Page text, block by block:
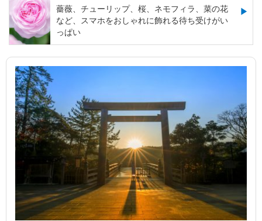
薔薇、チューリップ、桜、ネモフィラ、菜の花
など、スマホをおしゃれに飾れる待ち受けがい
っぱい